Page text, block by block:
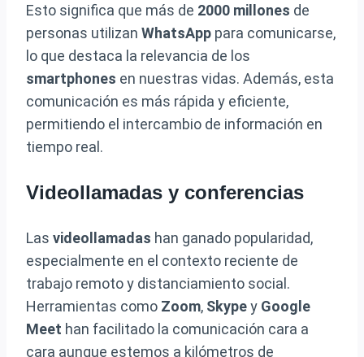
Esto significa que más de 2000 millones de
personas utilizan WhatsApp para comunicarse,
lo que destaca la relevancia de los
smartphones en nuestras vidas. Además, esta
comunicación es más rápida y eficiente,
permitiendo el intercambio de información en
tiempo real.
Videollamadas y conferencias
Las videollamadas han ganado popularidad,
especialmente en el contexto reciente de
trabajo remoto y distanciamiento social.
Herramientas como Zoom, Skypey Google
Meet han facilitado la comunicación cara a
cara aunque estemos a kilómetros de